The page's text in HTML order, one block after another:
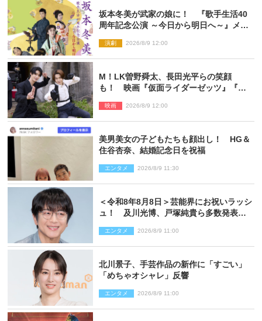
坂本冬美が武家の娘に！ 『歌手生活40
周年記念公演 ～今日から明日へ～』メイ
演劇 2026/8/9 12:00
M！LK曽野舜太、長田光平らの笑顔
も！ 映画『仮面ライダーゼッツ』『超
ショット到着
映画 2026/8/9 12:00
美男美女の子どもたちも顔出し！ HG＆
住谷杏奈、結婚記念日を祝福
エンタメ 2026/8/9 11:30
＜令和8年8月8日＞芸能界にお祝いラッシ
ュ！ 及川光博、戸塚純貴ら多数発表結
エンタメ 2026/8/9 11:00
北川景子、手芸作品の新作に「すごい」
「めちゃオシャレ」反響
エンタメ 2026/8/9 11:00